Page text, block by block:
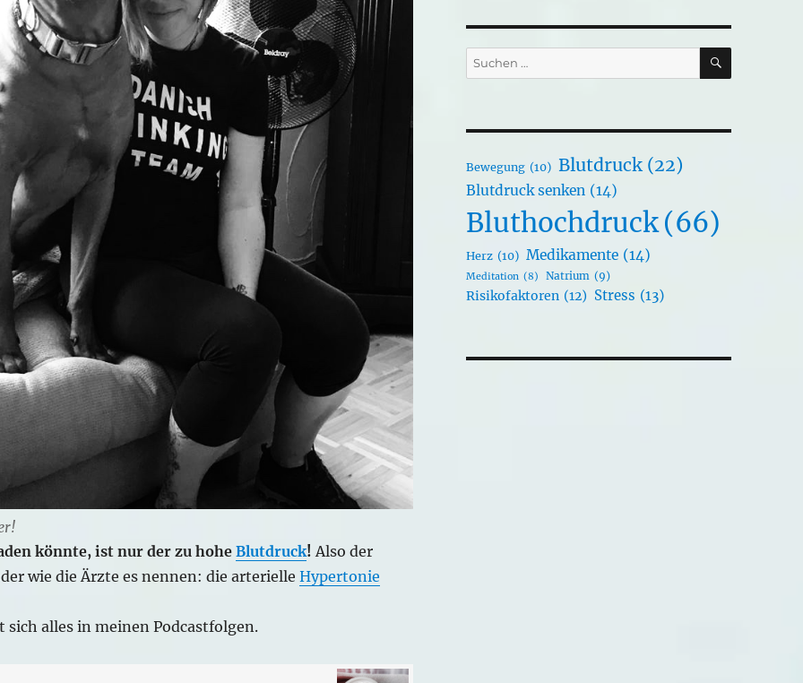
könnte, ist nur der zu hohe Blutdruck! Also der
wie die Ärzte es nennen: die arterielle Hypertonie
sich alles in meinen Podcastfolgen.
Suchen
nach:
SUCHEN
Bewegung (10) Blutdruck (22)
Blutdruck senken (14)
Bluthochdruck(66)
Herz (10) Medikamente (14)
Meditation (8) Natrium (9)
Risikofaktoren (12) Stress (13)